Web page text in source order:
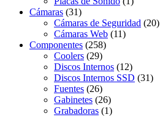
Cámaras (31)
Cámaras de Seguridad (20)
Cámaras Web (11)
Componentes (258)
Coolers (29)
Discos Internos (12)
Discos Internos SSD (31)
Fuentes (26)
Gabinetes (26)
Grabadoras (1)